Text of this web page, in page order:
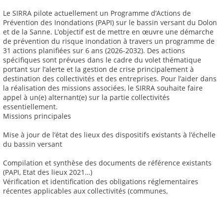
Le SIRRA pilote actuellement un Programme d’Actions de
Prévention des Inondations (PAPI) sur le bassin versant du Dolon
et de la Sanne. L’objectif est de mettre en œuvre une démarche
de prévention du risque inondation à travers un programme de
31 actions planifiées sur 6 ans (2026-2032). Des actions
spécifiques sont prévues dans le cadre du volet thématique
portant sur l’alerte et la gestion de crise principalement à
destination des collectivités et des entreprises. Pour l’aider dans
la réalisation des missions associées, le SIRRA souhaite faire
appel à un(e) alternant(e) sur la partie collectivités
essentiellement.
Missions principales
Mise à jour de l’état des lieux des dispositifs existants à l’échelle
du bassin versant
Compilation et synthèse des documents de référence existants
(PAPI, Etat des lieux 2021…)
Vérification et identification des obligations réglementaires
récentes applicables aux collectivités (communes,